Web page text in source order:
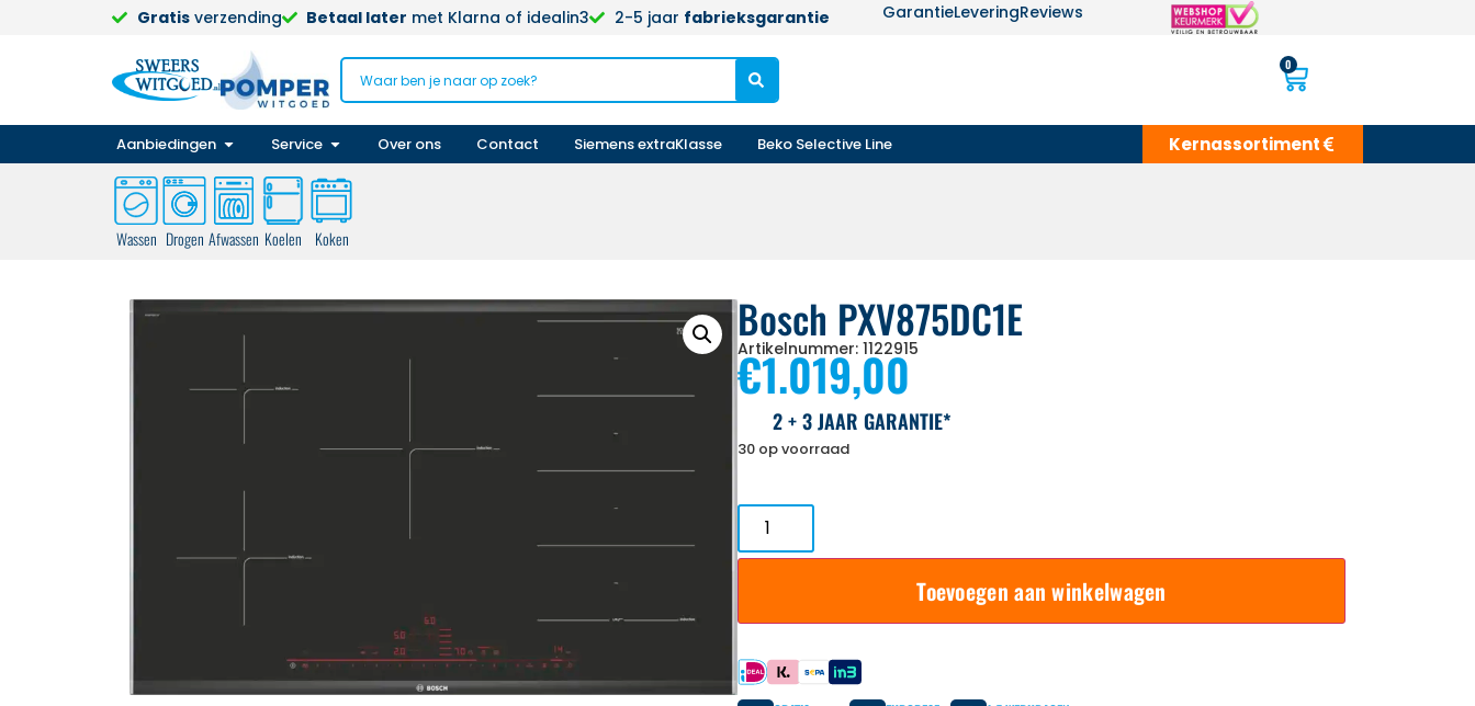
Gratisverzending Betaal later met Klarna of idealin3 2-5 jaar fabrieksgarantie GarantieLeveringReviews
0
Aanbiedingen Service Over ons Contact Siemens extraKlasse Beko Selective Line Kernassortiment
Wassen Drogen Afwassen Koelen Koken
Bosch PXV875DC1E
Artikelnummer: 1122915
€1.019,00
2 + 3 JAAR GARANTIE*
30 op voorraad
Toevoegen aan winkelwagen
Betaal met